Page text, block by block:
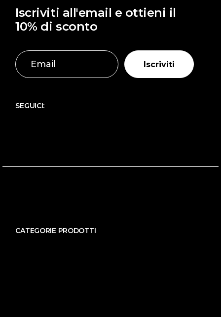
Iscriviti all'email e ottieni il
10% di sconto
Iscriviti
SEGUICI:
CATEGORIE PRODOTTI